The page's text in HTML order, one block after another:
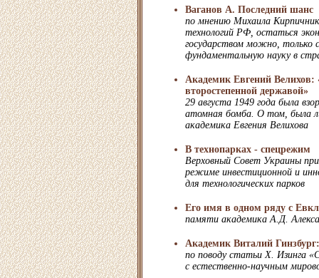
Ваганов А. Последний шанс
по мнению Михаила
технологий РФ, остаться
государством можно, только
фундаментальную науку в
Академик Евгений
второстепенной державой»
29 августа 1949 года была
атомная бомба. О том, была
академика Евгения Велихова
В технопарках - спецрежим
Верховный Совет Украины
режиме инвестиционной и
для технологических парков
Его имя в одном ряду с
памяти академика А.Д.
Академик Виталий
по поводу статьи Х. Изинга
с естественно-научным